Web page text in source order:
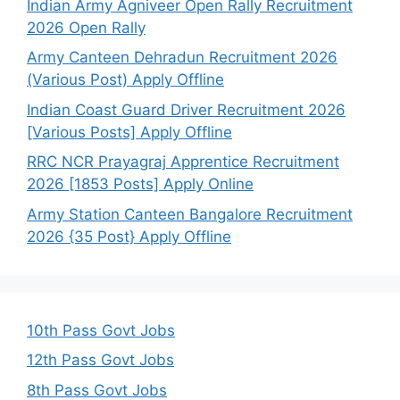
Indian Army Agniveer Open Rally Recruitment
2026 Open Rally
Army Canteen Dehradun Recruitment 2026
(Various Post) Apply Offline
Indian Coast Guard Driver Recruitment 2026
[Various Posts] Apply Offline
RRC NCR Prayagraj Apprentice Recruitment
2026 [1853 Posts] Apply Online
Army Station Canteen Bangalore Recruitment
2026 {35 Post} Apply Offline
10th Pass Govt Jobs
12th Pass Govt Jobs
8th Pass Govt Jobs